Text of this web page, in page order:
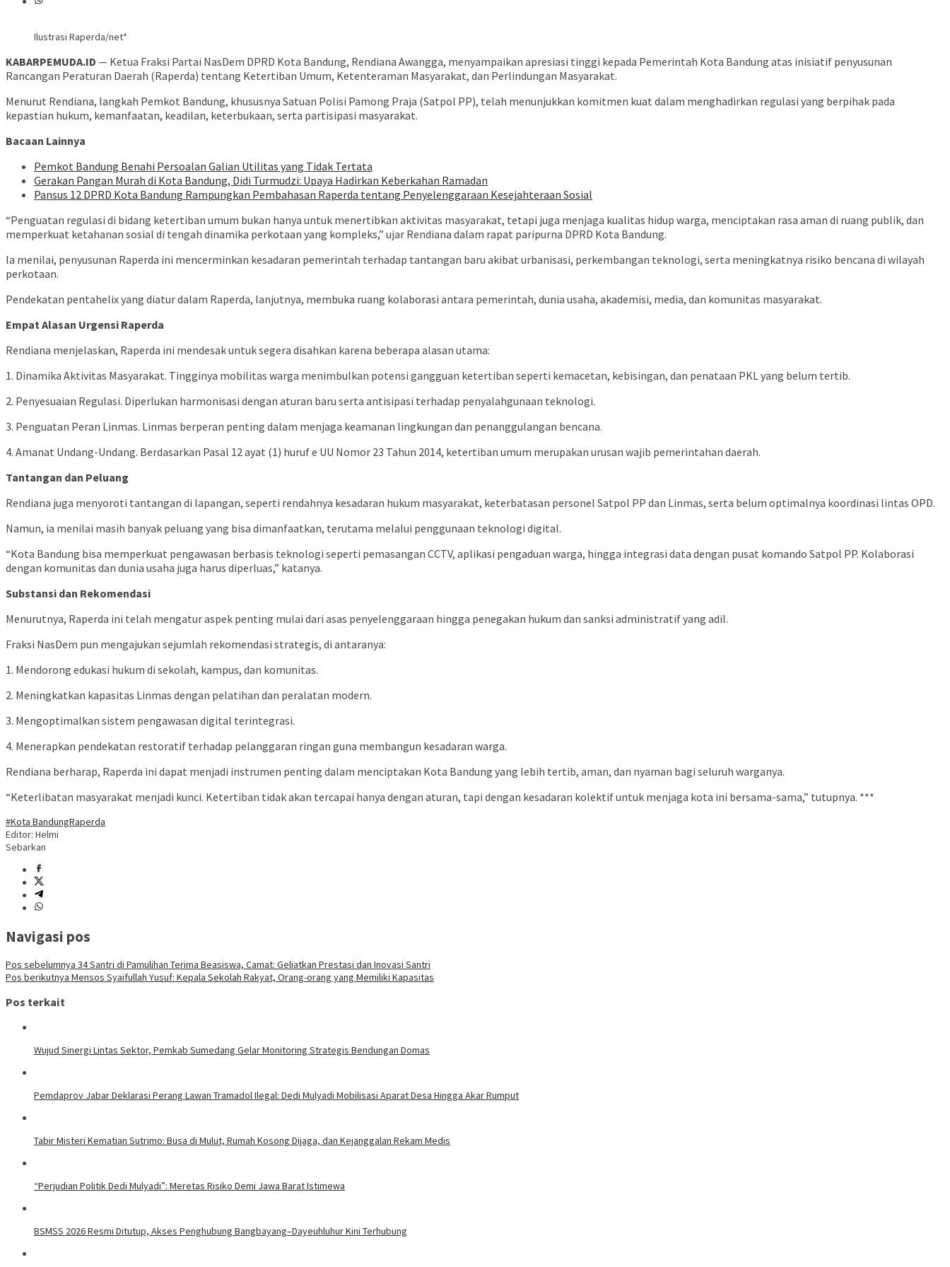
Ilustrasi Raperda/net*
KABARPEMUDA.ID — Ketua Fraksi Partai NasDem DPRD Kota Bandung, Rendiana Awangga, menyampaikan apresiasi tinggi kepada Pemerintah Kota Bandung atas inisiatif penyusunan
Rancangan Peraturan Daerah (Raperda) tentang Ketertiban Umum, Ketenteraman Masyarakat, dan Perlindungan Masyarakat.
Menurut Rendiana, langkah Pemkot Bandung, khususnya Satuan Polisi Pamong Praja (Satpol PP), telah menunjukkan komitmen kuat dalam menghadirkan regulasi yang berpihak pada
kepastian hukum, kemanfaatan, keadilan, keterbukaan, serta partisipasi masyarakat.
Bacaan Lainnya
Pemkot Bandung Benahi Persoalan Galian Utilitas yang Tidak Tertata
Gerakan Pangan Murah di Kota Bandung, Didi Turmudzi: Upaya Hadirkan Keberkahan Ramadan
Pansus 12 DPRD Kota Bandung Rampungkan Pembahasan Raperda tentang Penyelenggaraan Kesejahteraan Sosial
“Penguatan regulasi di bidang ketertiban umum bukan hanya untuk menertibkan aktivitas masyarakat, tetapi juga menjaga kualitas hidup warga, menciptakan rasa aman di ruang publik, dan
memperkuat ketahanan sosial di tengah dinamika perkotaan yang kompleks,” ujar Rendiana dalam rapat paripurna DPRD Kota Bandung.
Ia menilai, penyusunan Raperda ini mencerminkan kesadaran pemerintah terhadap tantangan baru akibat urbanisasi, perkembangan teknologi, serta meningkatnya risiko bencana di wilayah
perkotaan.
Pendekatan pentahelix yang diatur dalam Raperda, lanjutnya, membuka ruang kolaborasi antara pemerintah, dunia usaha, akademisi, media, dan komunitas masyarakat.
Empat Alasan Urgensi Raperda
Rendiana menjelaskan, Raperda ini mendesak untuk segera disahkan karena beberapa alasan utama:
1. Dinamika Aktivitas Masyarakat. Tingginya mobilitas warga menimbulkan potensi gangguan ketertiban seperti kemacetan, kebisingan, dan penataan PKL yang belum tertib.
2. Penyesuaian Regulasi. Diperlukan harmonisasi dengan aturan baru serta antisipasi terhadap penyalahgunaan teknologi.
3. Penguatan Peran Linmas. Linmas berperan penting dalam menjaga keamanan lingkungan dan penanggulangan bencana.
4. Amanat Undang-Undang. Berdasarkan Pasal 12 ayat (1) huruf e UU Nomor 23 Tahun 2014, ketertiban umum merupakan urusan wajib pemerintahan daerah.
Tantangan dan Peluang
Rendiana juga menyoroti tantangan di lapangan, seperti rendahnya kesadaran hukum masyarakat, keterbatasan personel Satpol PP dan Linmas, serta belum optimalnya koordinasi lintas OPD.
Namun, ia menilai masih banyak peluang yang bisa dimanfaatkan, terutama melalui penggunaan teknologi digital.
“Kota Bandung bisa memperkuat pengawasan berbasis teknologi seperti pemasangan CCTV, aplikasi pengaduan warga, hingga integrasi data dengan pusat komando Satpol PP. Kolaborasi
dengan komunitas dan dunia usaha juga harus diperluas,” katanya.
Substansi dan Rekomendasi
Menurutnya, Raperda ini telah mengatur aspek penting mulai dari asas penyelenggaraan hingga penegakan hukum dan sanksi administratif yang adil.
Fraksi NasDem pun mengajukan sejumlah rekomendasi strategis, di antaranya:
1. Mendorong edukasi hukum di sekolah, kampus, dan komunitas.
2. Meningkatkan kapasitas Linmas dengan pelatihan dan peralatan modern.
3. Mengoptimalkan sistem pengawasan digital terintegrasi.
4. Menerapkan pendekatan restoratif terhadap pelanggaran ringan guna membangun kesadaran warga.
Rendiana berharap, Raperda ini dapat menjadi instrumen penting dalam menciptakan Kota Bandung yang lebih tertib, aman, dan nyaman bagi seluruh warganya.
“Keterlibatan masyarakat menjadi kunci. Ketertiban tidak akan tercapai hanya dengan aturan, tapi dengan kesadaran kolektif untuk menjaga kota ini bersama-sama,” tutupnya. ***
#Kota BandungRaperda
Editor: Helmi
Sebarkan
Navigasi pos
Pos sebelumnya 34 Santri di Pamulihan Terima Beasiswa, Camat: Geliatkan Prestasi dan Inovasi Santri
Pos berikutnya Mensos Syaifullah Yusuf: Kepala Sekolah Rakyat, Orang-orang yang Memiliki Kapasitas
Pos terkait
Wujud Sinergi Lintas Sektor, Pemkab Sumedang Gelar Monitoring Strategis Bendungan Domas
Pemdaprov Jabar Deklarasi Perang Lawan Tramadol Ilegal: Dedi Mulyadi Mobilisasi Aparat Desa Hingga Akar Rumput
Tabir Misteri Kematian Sutrimo: Busa di Mulut, Rumah Kosong Dijaga, dan Kejanggalan Rekam Medis
“Perjudian Politik Dedi Mulyadi”: Meretas Risiko Demi Jawa Barat Istimewa
BSMSS 2026 Resmi Ditutup, Akses Penghubung Bangbayang–Dayeuhluhur Kini Terhubung